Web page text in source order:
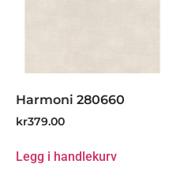
Harmoni 280660
kr379.00
Legg i handlekurv